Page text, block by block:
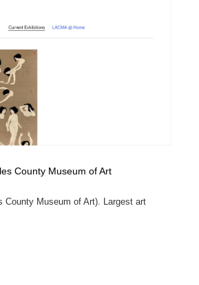
County Museum of Art
County Museum of Art). Largest art